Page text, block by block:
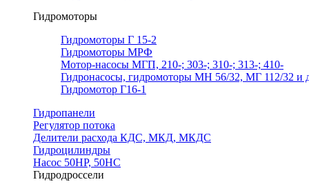
Гидромоторы
Гидромоторы Г 15-2
Гидромоторы МРФ
Мотор-насосы МГП, 210-; 303-; 310-; 313-; 410-
Гидронасосы, гидромоторы МН 56/32, МГ 112/32 и
Гидромотор Г16-1
Гидропанели
Регулятор потока
Делители расхода КДС, МКД, МКДС
Гидроцилиндры
Насос 50НР, 50НС
Гидродроссели